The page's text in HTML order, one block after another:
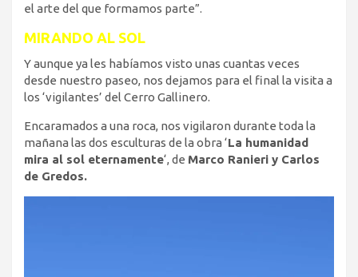
el arte del que formamos parte”.
MIRANDO AL SOL
Y aunque ya les habíamos visto unas cuantas veces
desde nuestro paseo, nos dejamos para el final la visita a
los ‘vigilantes’ del Cerro Gallinero.
Encaramados a una roca, nos vigilaron durante toda la
mañana las dos esculturas de la obra ‘La humanidad
mira al sol eternamente‘, de Marco Ranieri y Carlos
de Gredos.